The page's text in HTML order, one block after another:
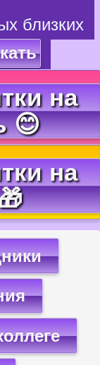
близких
на
😊
на